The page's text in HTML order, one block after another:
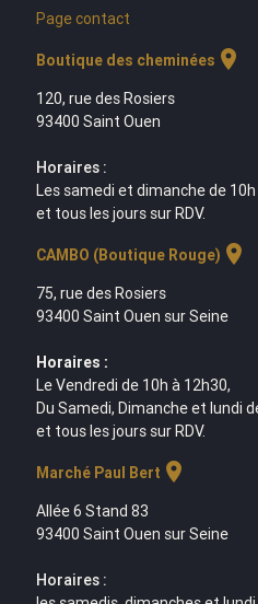
Page contact
Boutique des cheminées location_on
120, rue des Rosiers
93400 Saint Ouen
Horaires :
Les samedi et dimanche de 10h
et tous les jours sur RDV.
CAMBO (Boutique Rouge) location_on
75, rue des Rosiers
93400 Saint Ouen sur Seine
Horaires :
Le Vendredi de 10h à 12h30,
Du Samedi, Dimanche et lundi
et tous les jours sur RDV.
Marché Paul Bert location_on
Allée 6 Stand 83
93400 Saint Ouen sur Seine
Horaires :